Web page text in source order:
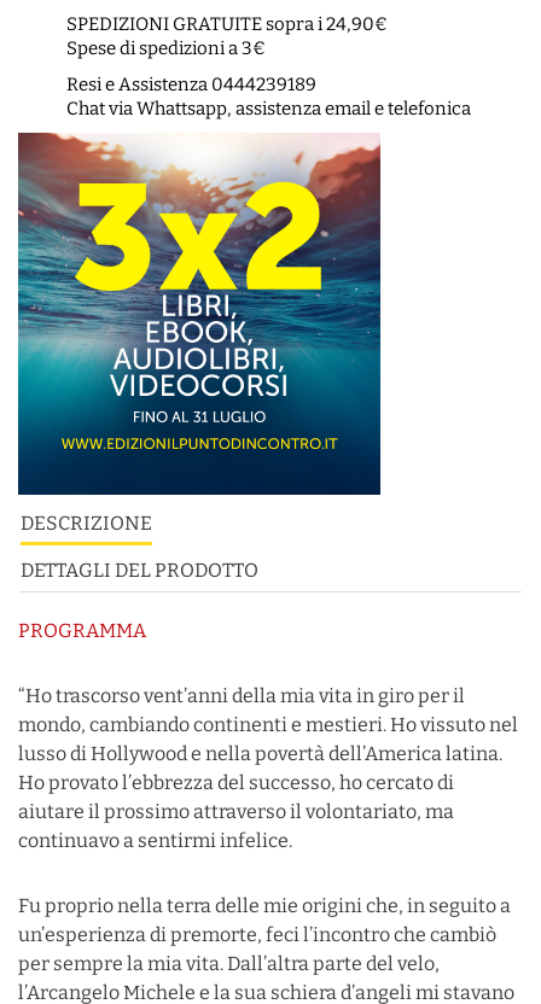
SPEDIZIONI GRATUITE sopra i 24,90€
Spese di spedizioni a 3€
Resi e Assistenza 0444239189
Chat via Whattsapp, assistenza email e telefonica
DESCRIZIONE
DETTAGLI DEL PRODOTTO
PROGRAMMA
“Ho trascorso vent’anni della mia vita in giro per il
mondo, cambiando continenti e mestieri. Ho vissuto nel
lusso di Hollywood e nella povertà dell’America latina.
Ho provato l’ebbrezza del successo, ho cercato di
aiutare il prossimo attraverso il volontariato, ma
continuavo a sentirmi infelice.
Fu proprio nella terra delle mie origini che, in seguito a
un’esperienza di premorte, feci l’incontro che cambiò
per sempre la mia vita. Dall’altra parte del velo,
l’Arcangelo Michele e la sua schiera d’angeli mi stavano